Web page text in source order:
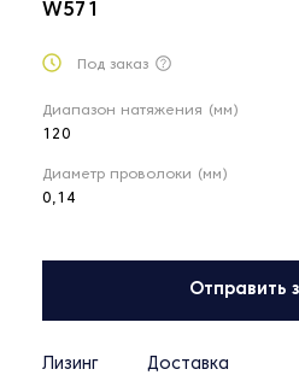
W571
Под заказ
Диапазон натяжения (мм)
120
Диаметр проволоки (мм)
0,14
Отправить
Лизинг Доставка